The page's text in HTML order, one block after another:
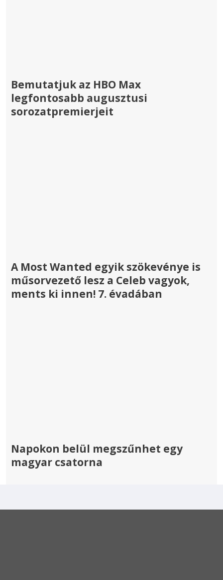
Bemutatjuk az HBO Max
legfontosabb augusztusi
sorozatpremierjeit
A Most Wanted egyik szökevénye is
műsorvezető lesz a Celeb vagyok,
ments ki innen! 7. évadában
Napokon belül megszűnhet egy
magyar csatorna